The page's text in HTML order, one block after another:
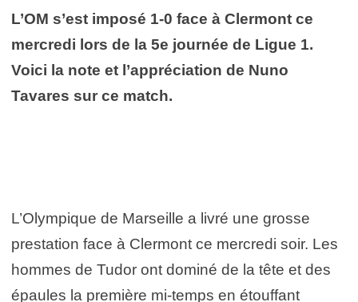
L’OM s’est imposé 1-0 face à Clermont ce
mercredi lors de la 5e journée de Ligue 1.
Voici la note et l’appréciation de Nuno
Tavares sur ce match.
L’Olympique de Marseille a livré une grosse
prestation face à Clermont ce mercredi soir. Les
hommes de Tudor ont dominé de la tête et des
épaules la première mi-temps en étouffant